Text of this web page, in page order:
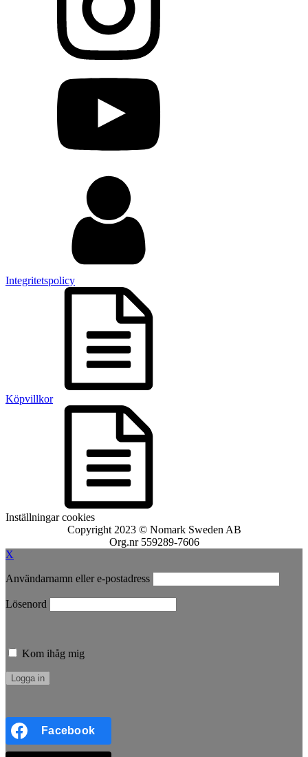
Integritetspolicy
Köpvillkor
Inställningar cookies
Copyright 2023 © Nomark Sweden AB
Org.nr 559289-7606
X
Användarnamn eller e-postadress
Lösenord
Kom ihåg mig
Facebook